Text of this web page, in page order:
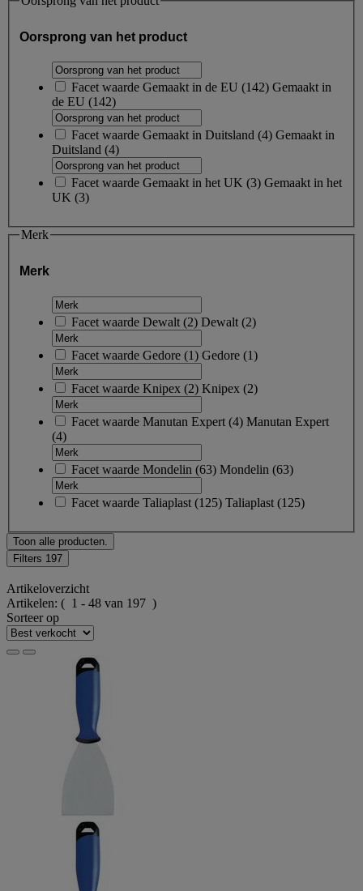
Oorsprong van het product
Facet waarde Gemaakt in de EU (142) Gemaakt in
de EU (142)
Facet waarde Gemaakt in Duitsland (4) Gemaakt in
Duitsland (4)
Facet waarde Gemaakt in het UK (3) Gemaakt in het
UK (3)
Merk
Merk
Facet waarde Dewalt (2) Dewalt (2)
Facet waarde Gedore (1) Gedore (1)
Facet waarde Knipex (2) Knipex (2)
Facet waarde Manutan Expert (4) Manutan Expert
(4)
Facet waarde Mondelin (63) Mondelin (63)
Facet waarde Taliaplast (125) Taliaplast (125)
Toon alle producten.
Filters 197
Artikeloverzicht
Artikelen: ( 1 - 48 van 197 )
Sorteer op